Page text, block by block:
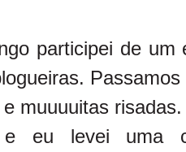
participei de um
muuuuitas
e eu levei uma